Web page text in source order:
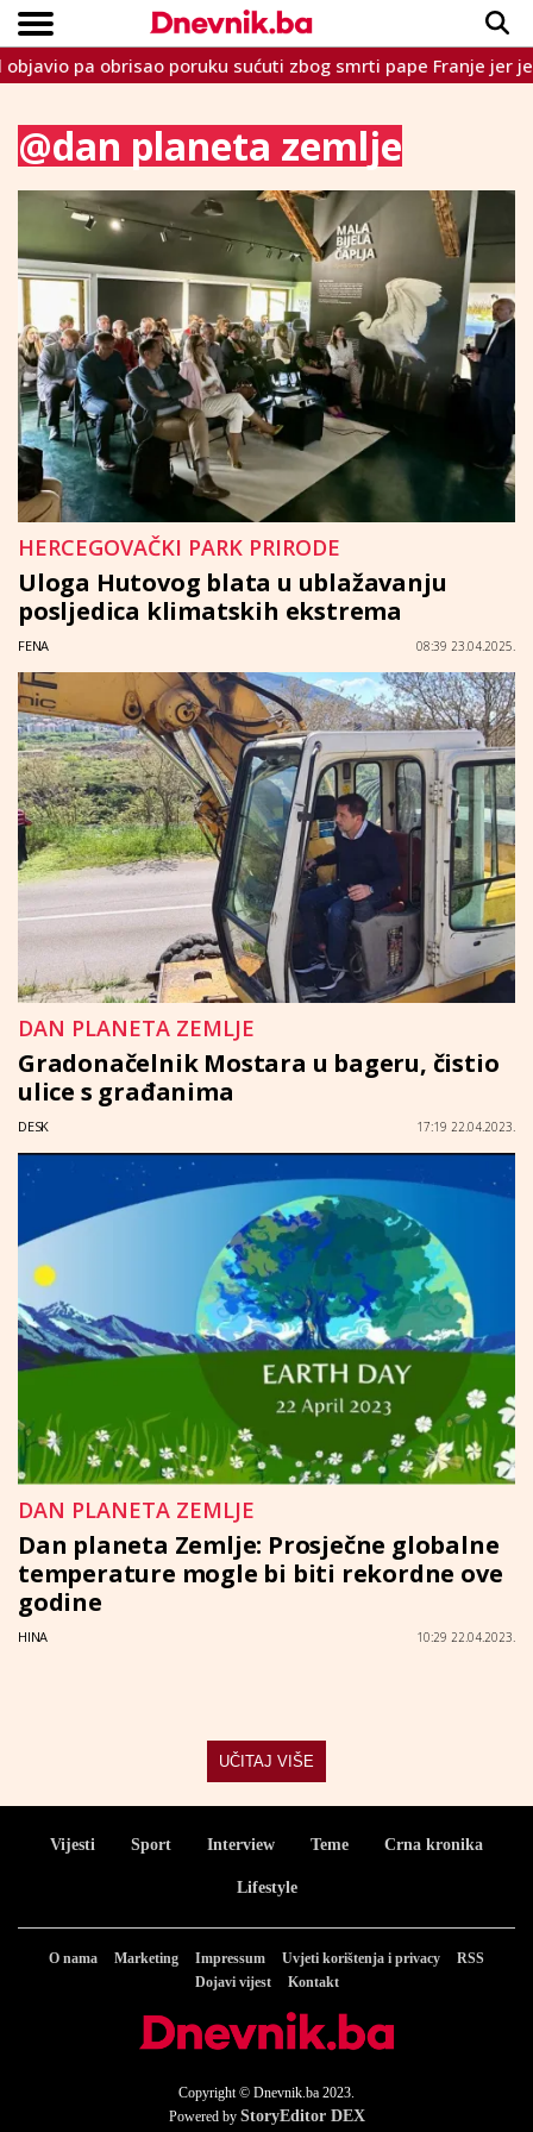
VIJESTI
SPORT
INTERVIEW
TEME
CRNA KRONIKA
LIFESTYLE
Copyright © Dnevnik.ba 2023.
pa obrisao poruku sućuti zbog smrti pape Franje jer je
@dan planeta zemlje
HERCEGOVAČKI PARK PRIRODE
Uloga Hutovog blata u ublažavanju
posljedica klimatskih ekstrema
FENA 08:39 23.04.2025.
DAN PLANETA ZEMLJE
Gradonačelnik Mostara u bageru, čistio
ulice s građanima
DESK 17:19 22.04.2023.
DAN PLANETA ZEMLJE
Dan planeta Zemlje: Prosječne globalne
temperature mogle bi biti rekordne ove
godine
HINA 10:29 22.04.2023.
UČITAJ VIŠE
Vijesti Sport Interview Teme Crna kronika
Lifestyle
O nama Marketing Impressum Uvjeti korištenja i privacy
RSS
Dojavi vijest
Kontakt
Copyright © Dnevnik.ba 2023.
Powered by StoryEditor DEX